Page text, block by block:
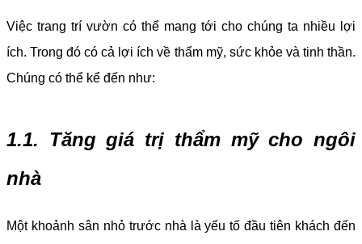
Việc trang trí vườn có thể mang tới cho chúng ta nhiều lợi
ích. Trong đó có cả lợi ích về thẩm mỹ, sức khỏe và tinh thần.
Chúng có thể kể đến như:
1.1. Tăng giá trị thẩm mỹ cho ngôi
nhà
Một khoảnh sân nhỏ trước nhà là yếu tố đầu tiên khách đến